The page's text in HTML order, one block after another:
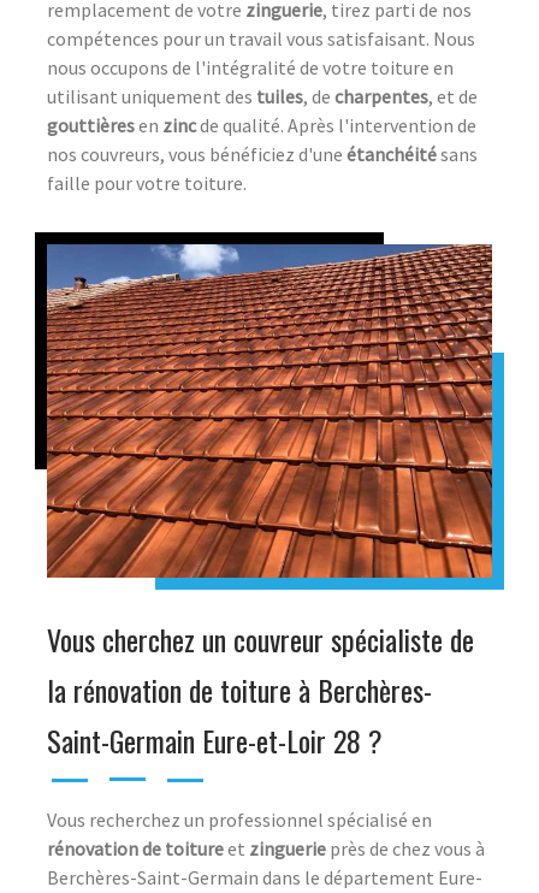
remplacement de votre zinguerie, tirez parti de nos
compétences pour un travail vous satisfaisant. Nous
nous occupons de l'intégralité de votre toiture en
utilisant uniquement des tuiles, de charpentes, et de
gouttièresen zincde qualité. Après l'intervention de
nos couvreurs, vous bénéficiez d'une étanchéitésans
faille pour votre toiture.
Vous cherchez un couvreur spécialiste de
la rénovation de toiture à Berchères-
Saint-Germain Eure-et-Loir 28 ?
Vous recherchez un professionnel spécialisé en
rénovation de toitureet zinguerie près de chez vous à
Berchères-Saint-Germain dans le département Eure-